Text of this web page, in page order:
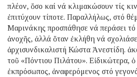
πλέον, ὅσο καί νά κλιμακώσουν τίς
ἐπιτύχουν τίποτε. Παραλλήλως, στό
Μαρινάκης προσπάθησε νά περάσει
ἀνοχῆς, ἀλλά ὅταν ἐκλήθη νά
ἀρχισυνδικαλιστή Κώστα Ἀνεστίδη.
τοῦ «Πόντιου Πιλάτου». Εἰδικώτερα,
ἐκπρόσωπος, ἀναφερόμενος στό